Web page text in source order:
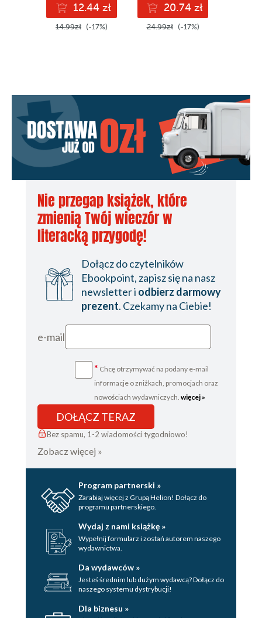
12.44 zł
14.99zł (-17%)
20.74 zł
24.99zł (-17%)
Nie przegap książek, które
zmienią Twój wieczór w
literacką przygodę!
Dołącz do czytelników
Ebookpoint, zapisz się na nasz
newsletter i odbierz darmowy
prezent. Czekamy na Ciebie!
e-mail
* Chcę otrzymywać na podany e-mail
informacje o zniżkach, promocjach oraz
nowościach wydawniczych. więcej »
DOŁĄCZ TERAZ
Bez spamu, 1-2 wiadomości tygodniowo!
Zobacz więcej »
Program partnerski »
Zarabiaj więcej z Grupą Helion! Dołącz do
programu partnerskiego.
Wydaj z nami książkę »
Wypełnij formularz i zostań autorem naszego
wydawnictwa.
Da wydawców »
Jesteś średnim lub dużym wydawcą? Dołącz do
naszego systemu dystrybucji!
Dla biznesu »